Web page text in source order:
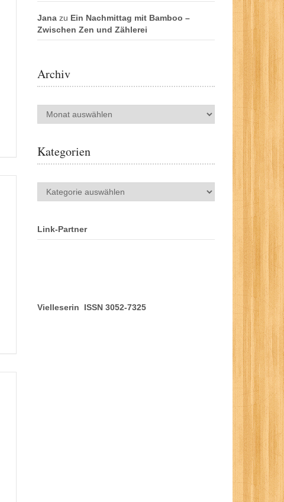
Jana zu Ein Nachmittag mit Bamboo –
Zwischen Zen und Zählerei
Archiv
Archiv
Kategorien
Kategorien
Link-Partner
Vielleserin ISSN 3052-7325